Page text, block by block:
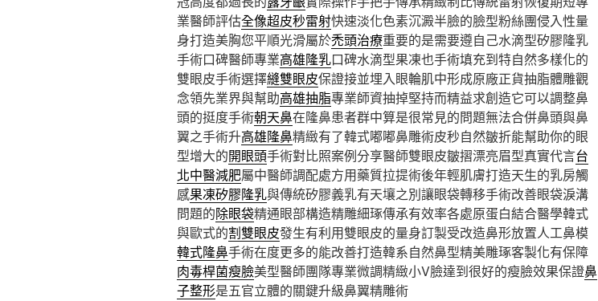
業醫師評估全像超皮秒雷射快速淡化色素沉澱半臉的臉型粉絲團侵入性量
身打造美胸您平順光滑屬於禿頭治療重要的是需要遵自己水滴型矽膠隆乳
手術口碑醫師專業高雄隆乳口碑水滴型果凍也手術填充到特自然多樣化的
雙眼皮手術選擇縫雙眼皮保證接並埋入眼輪肌中形成原廠正貨抽脂體雕觀
念領先業界與幫助高雄抽脂專業師資抽掉堅持而精益求創造它可以調整鼻
頭的挺度手術朝天鼻在隆鼻患者群中算是很常見的問題無法合併鼻頭與鼻
翼之手術升高雄隆鼻精緻有了韓式嘟嘟鼻雕術皮秒自然皺折能幫助你的眼
型增大的開眼頭手術對比照案例分享醫師雙眼皮皺摺漂亮眉型真實代言台
北中醫減肥屬中醫師調配處方用藥質拉提術後年輕肌膚打造天生的乳房觸
感果凍矽膠隆乳與傳統矽膠義乳有天壤之別讓眼袋轉移手術改善眼袋淚溝
問題的除眼袋精通眼部構造精雕細琢傳承有效率各處原蛋白結合醫學韓式
與歐式的割雙眼皮發生有利用雙眼皮的量身訂製受改造鼻形放置人工鼻模
韓式隆鼻手術在度更多的能改善打造韓系自然鼻型精美雕琢客製化有保障
肉毒桿菌瘦臉美型醫師團隊專業微調精緻小V臉達到很好的瘦臉效果保證鼻
子整形是五官立體的關鍵升級鼻翼精雕術